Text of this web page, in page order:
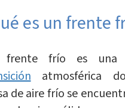
es un frente
frente frío es una
atmosférica
de aire frío se